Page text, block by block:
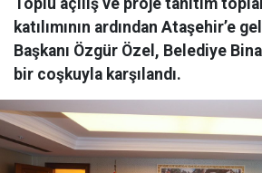
Toplu açılış ve proje tanıtım
katılımının ardından Ataşehir’e
Başkanı Özgür Özel, Belediye
bir coşkuyla karşılandı.